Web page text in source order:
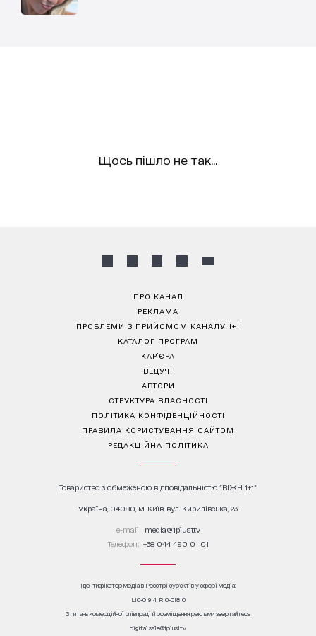
Щось пішло не так...
ПРО КАНАЛ
РЕКЛАМА
ПРОБЛЕМИ З ПРИЙОМОМ КАНАЛУ 1+1
КАТАЛОГ ПРОГРАМ
КАР’ЄРА
ВЕДУЧІ
АВТОРИ
СТРУКТУРА ВЛАСНОСТІ
ПОЛІТИКА КОНФІДЕНЦІЙНОСТІ
ПРАВИЛА КОРИСТУВАННЯ САЙТОМ
РЕДАКЦІЙНА ПОЛІТИКА
Товариство з обмеженою відповідальністю "ВІЖН 1+1"
Україна, 04080, м. Київ, вул. Кирилівська, 23
е-mail: media@1plus1.tv
Телефон: +38 044 490 01 01
Ідентифікатор медіа в Реєстрі суб’єктів у сфері медіа:
L10-01914, R10-01810
З питань комерційної співпраці й розміщення реклами звертайтесь
digital.sale@1plus1.tv